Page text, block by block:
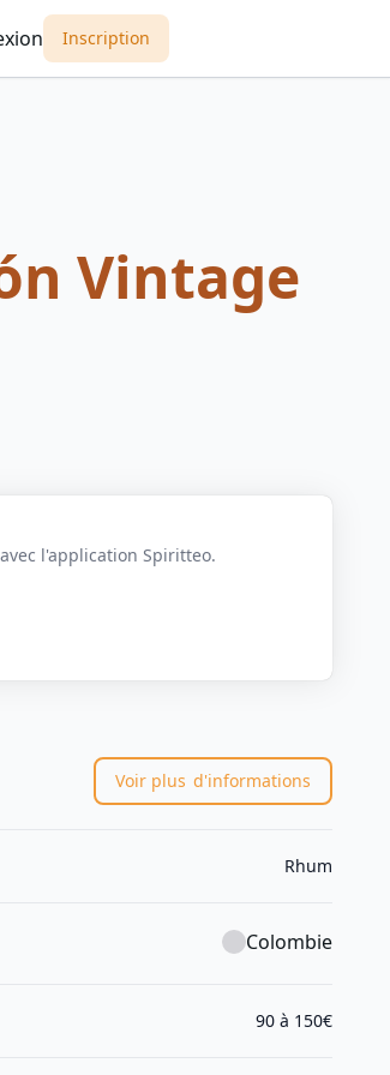
Inscription
Vintage
l'application Spiritteo.
Voir plus d'informations
Rhum
Colombie
90 à 150€